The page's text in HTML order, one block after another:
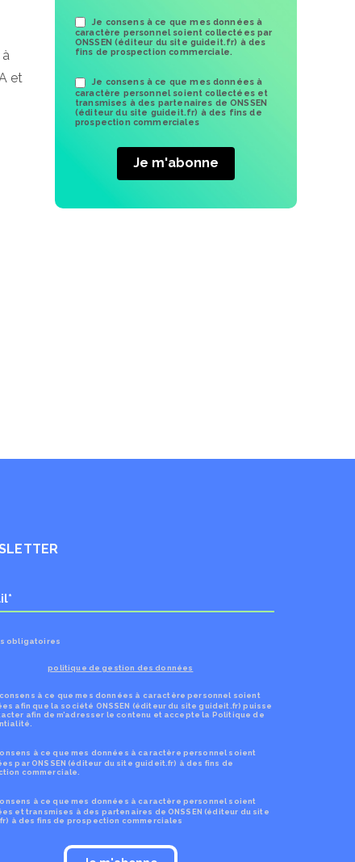
et
Je consens à ce que mes données à
caractère personnel soient collectées par
ONSSEN (éditeur du site guideit.fr) à des
fins de prospection commerciale.
Je consens à ce que mes données à
caractère personnel soient collectées et
transmises à des partenaires de ONSSEN
(éditeur du site guideit.fr) à des fins de
prospection commerciales
obligatoires
politique de gestion des données
consens à ce que mes données à caractère personnel soient
afin que la société ONSSEN (éditeur du site guideit.fr) puisse
afin de m’adresser le contenu et accepte la Politique de
à ce que mes données à caractère personnel soient
par ONSSEN (éditeur du site guideit.fr) à des fins de
commerciale.
à ce que mes données à caractère personnel soient
et transmises à des partenaires de ONSSEN (éditeur du site
à des fins de prospection commerciales